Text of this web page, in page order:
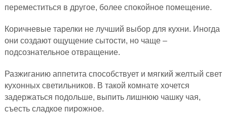
переместиться в другое, более спокойное помещение.
Коричневые тарелки не лучший выбор для кухни. Иногда
они создают ощущение сытости, но чаще –
подсознательное отвращение.
Разжиганию аппетита способствует и мягкий желтый свет
кухонных светильников. В такой комнате хочется
задержаться подольше, выпить лишнюю чашку чая,
съесть сладкое пирожное.